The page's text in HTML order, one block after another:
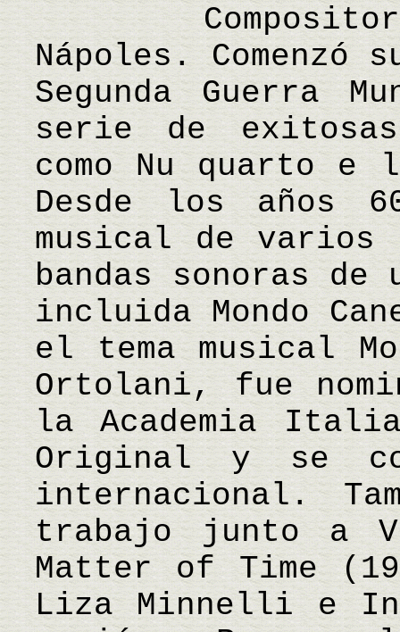
Compositor
Nápoles. Comenzó
Segunda Guerra
serie de
como Nu quarto
Desde los años
musical de
bandas sonoras
incluida Mondo
el tema musical
Ortolani, fue
la Academia
Original y se
internacional.
trabajo junto a
Matter of Time
Liza Minnelli e